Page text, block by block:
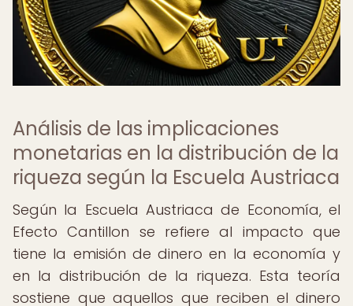
Análisis de las implicaciones
monetarias en la distribución de la
riqueza según la Escuela Austriaca
Según la Escuela Austriaca de Economía, el
Efecto Cantillon se refiere al impacto que
tiene la emisión de dinero en la economía y
en la distribución de la riqueza. Esta teoría
sostiene que aquellos que reciben el dinero